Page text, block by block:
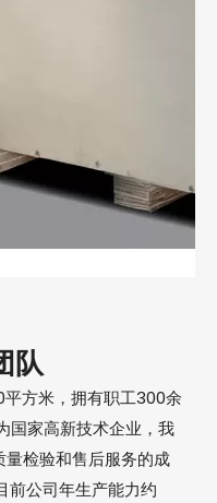
队
方米，拥有职工300余
国家高新技术企业，我
检验和售后服务的成
前公司年生产能力约